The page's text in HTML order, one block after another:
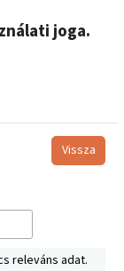
joga.
Vissza
releváns adat.